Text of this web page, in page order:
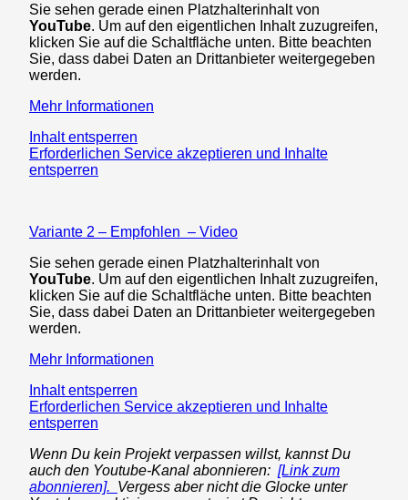
Sie sehen gerade einen Platzhalterinhalt von
YouTube. Um auf den eigentlichen Inhalt zuzugreifen,
klicken Sie auf die Schaltfläche unten. Bitte beachten
Sie, dass dabei Daten an Drittanbieter weitergegeben
werden.
Mehr Informationen
Inhalt entsperren
Erforderlichen Service akzeptieren und Inhalte
entsperren
Variante 2 – Empfohlen – Video
Sie sehen gerade einen Platzhalterinhalt von
YouTube. Um auf den eigentlichen Inhalt zuzugreifen,
klicken Sie auf die Schaltfläche unten. Bitte beachten
Sie, dass dabei Daten an Drittanbieter weitergegeben
werden.
Mehr Informationen
Inhalt entsperren
Erforderlichen Service akzeptieren und Inhalte
entsperren
Wenn Du kein Projekt verpassen willst, kannst Du
auch den Youtube-Kanal abonnieren: [Link zum
abonnieren]. Vergess aber nicht die Glocke unter